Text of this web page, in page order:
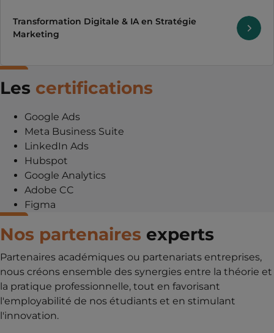
Transformation Digitale & IA en Stratégie
Marketing
Les certifications
Google Ads
Meta Business Suite
LinkedIn Ads
Hubspot
Google Analytics
Adobe CC
Figma
Nos partenaires experts
Partenaires académiques ou partenariats entreprises,
nous créons ensemble des synergies entre la théorie et
la pratique professionnelle, tout en favorisant
l'employabilité de nos étudiants et en stimulant
l'innovation.